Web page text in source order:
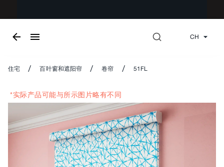
CH
住宅 / 百叶窗和遮阳帘 / 卷帘 / 51FL
*实际产品可能与所示图片略有不同